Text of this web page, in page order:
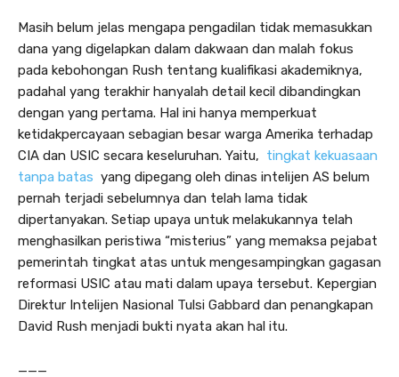
Masih belum jelas mengapa pengadilan tidak memasukkan
dana yang digelapkan dalam dakwaan dan malah fokus
pada kebohongan Rush tentang kualifikasi akademiknya,
padahal yang terakhir hanyalah detail kecil dibandingkan
dengan yang pertama. Hal ini hanya memperkuat
ketidakpercayaan sebagian besar warga Amerika terhadap
CIA dan USIC secara keseluruhan. Yaitu, tingkat kekuasaan
tanpa batas yang dipegang oleh dinas intelijen AS belum
pernah terjadi sebelumnya dan telah lama tidak
dipertanyakan. Setiap upaya untuk melakukannya telah
menghasilkan peristiwa “misterius” yang memaksa pejabat
pemerintah tingkat atas untuk mengesampingkan gagasan
reformasi USIC atau mati dalam upaya tersebut. Kepergian
Direktur Intelijen Nasional Tulsi Gabbard dan penangkapan
David Rush menjadi bukti nyata akan hal itu.
———